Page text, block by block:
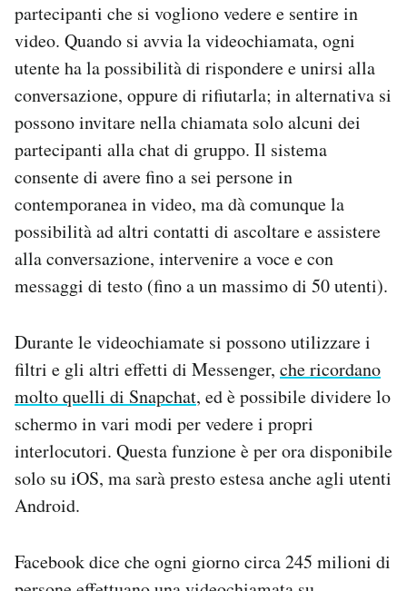
partecipanti che si vogliono vedere e sentire in
video. Quando si avvia la videochiamata, ogni
utente ha la possibilità di rispondere e unirsi alla
conversazione, oppure di rifiutarla; in alternativa si
possono invitare nella chiamata solo alcuni dei
partecipanti alla chat di gruppo. Il sistema
consente di avere fino a sei persone in
contemporanea in video, ma dà comunque la
possibilità ad altri contatti di ascoltare e assistere
alla conversazione, intervenire a voce e con
messaggi di testo (fino a un massimo di 50 utenti).
Durante le videochiamate si possono utilizzare i
filtri e gli altri effetti di Messenger, che ricordano
molto quelli di Snapchat, ed è possibile dividere lo
schermo in vari modi per vedere i propri
interlocutori. Questa funzione è per ora disponibile
solo su iOS, ma sarà presto estesa anche agli utenti
Android.
Facebook dice che ogni giorno circa 245 milioni di